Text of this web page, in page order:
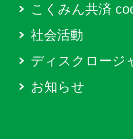
こくみん共済
社会活動
ディスクロージ
お知らせ